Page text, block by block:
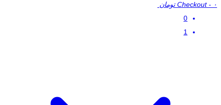
Checkout - ۰ تومان
0
1